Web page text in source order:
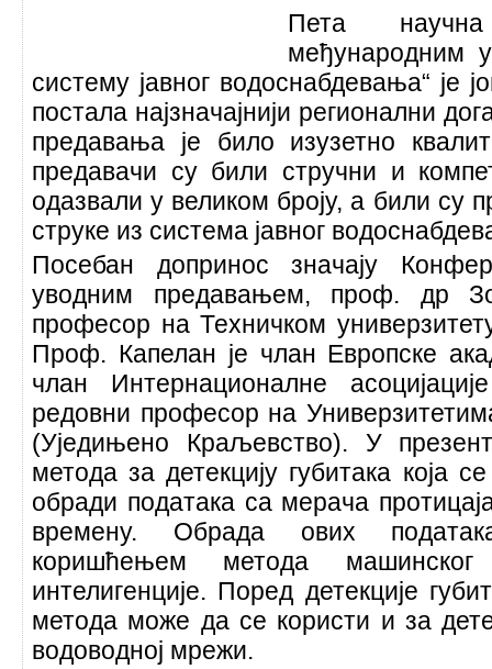
Пета
међународним
систему јавног водоснабдевања“ је
постала најзначајнији регионални
предавања је било изузетно
предавачи су били стручни и
одазвали у великом броју, а били су
струке из система јавног
Посебан допринос значају
уводним предавањем, проф. др
професор на Техничком
Проф. Капелан је члан Европске
члан Интернационалне
редовни професор на
(Уједињено Краљевство). У
метода за детекцију губитака која
обради података са мерача
времену. Обрада ових
коришћењем метода
интелигенције. Поред детекције
метода може да се користи и за
водоводној мрежи.